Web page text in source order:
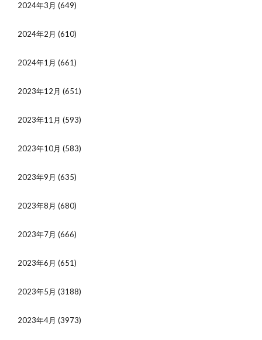
2024年3月 (649)
2024年2月 (610)
2024年1月 (661)
2023年12月 (651)
2023年11月 (593)
2023年10月 (583)
2023年9月 (635)
2023年8月 (680)
2023年7月 (666)
2023年6月 (651)
2023年5月 (3188)
2023年4月 (3973)